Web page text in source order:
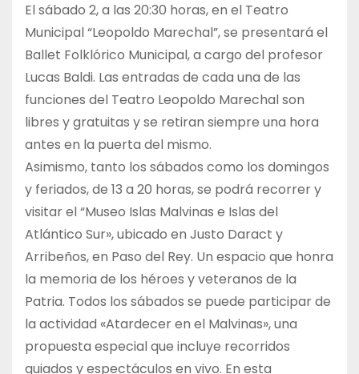
El sábado 2, a las 20:30 horas, en el Teatro
Municipal “Leopoldo Marechal”, se presentará el
Ballet Folklórico Municipal, a cargo del profesor
Lucas Baldi. Las entradas de cada una de las
funciones del Teatro Leopoldo Marechal son
libres y gratuitas y se retiran siempre una hora
antes en la puerta del mismo.
Asimismo, tanto los sábados como los domingos
y feriados, de 13 a 20 horas, se podrá recorrer y
visitar el “Museo Islas Malvinas e Islas del
Atlántico Sur», ubicado en Justo Daract y
Arribeños, en Paso del Rey. Un espacio que honra
la memoria de los héroes y veteranos de la
Patria. Todos los sábados se puede participar de
la actividad «Atardecer en el Malvinas», una
propuesta especial que incluye recorridos
guiados y espectáculos en vivo. En esta